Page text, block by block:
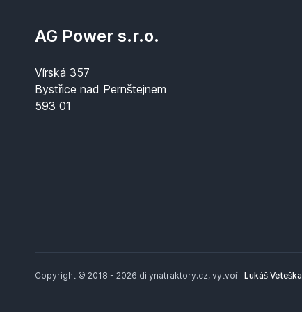
AG Power s.r.o.
Vírská 357
Bystřice nad Pernštejnem
593 01
Copyright © 2018 - 2026 dilynatraktory.cz, vytvořil Lukáš Veteška